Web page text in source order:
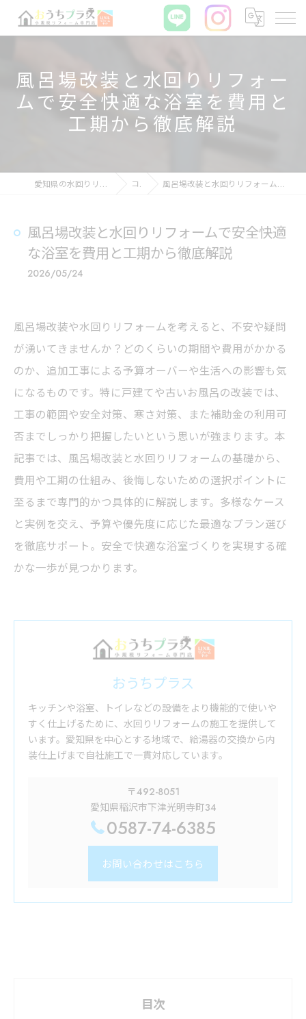
風呂場改装と水回りリフォー
ムで安全快適な浴室を費用と
工期から徹底解説
愛知県の水回りリフォームならおうちプラス コラム 風呂場改装と水回りリフォームで安全快適な浴室を費用と工期から徹底解説
風呂場改装と水回りリフォームで安全快適
な浴室を費用と工期から徹底解説
2026/05/24
風呂場改装や水回りリフォームを考えると、不安や疑問
が湧いてきませんか？どのくらいの期間や費用がかかる
のか、追加工事による予算オーバーや生活への影響も気
になるものです。特に戸建てや古いお風呂の改装では、
工事の範囲や安全対策、寒さ対策、また補助金の利用可
否までしっかり把握したいという思いが強まります。本
記事では、風呂場改装と水回りリフォームの基礎から、
費用や工期の仕組み、後悔しないための選択ポイントに
至るまで専門的かつ具体的に解説します。多様なケース
と実例を交え、予算や優先度に応じた最適なプラン選び
を徹底サポート。安全で快適な浴室づくりを実現する確
かな一歩が見つかります。
おうちプラス
キッチンや浴室、トイレなどの設備をより機能的で使いや
すく仕上げるために、水回りリフォームの施工を提供して
います。愛知県を中心とする地域で、給湯器の交換から内
装仕上げまで自社施工で一貫対応しています。
〒492-8051
愛知県稲沢市下津光明寺町34
0587-74-6385
お問い合わせはこちら
目次